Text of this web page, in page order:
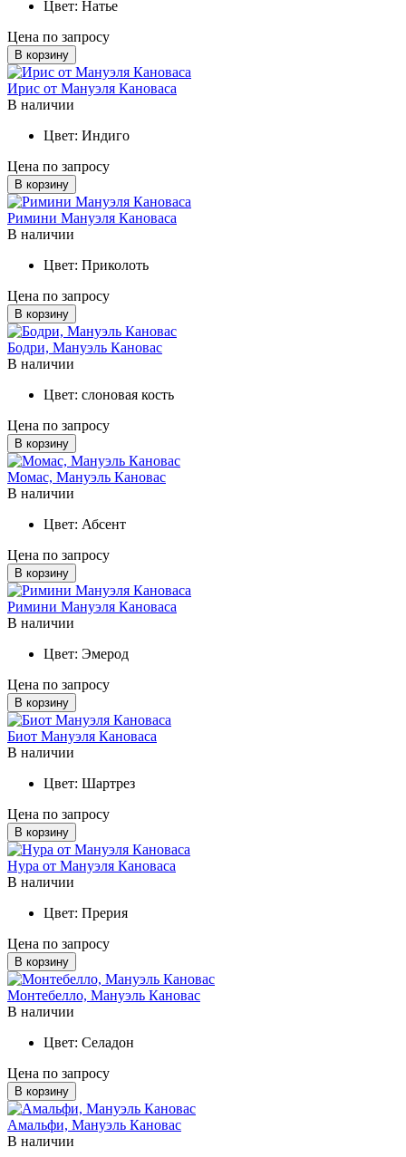
Цвет: Натье
Цена по запросу
В корзину
Ирис от Мануэля Кановаса
В наличии
Цвет: Индиго
Цена по запросу
В корзину
Римини Мануэля Кановаса
В наличии
Цвет: Приколоть
Цена по запросу
В корзину
Бодри, Мануэль Кановас
В наличии
Цвет: слоновая кость
Цена по запросу
В корзину
Момас, Мануэль Кановас
В наличии
Цвет: Абсент
Цена по запросу
В корзину
Римини Мануэля Кановаса
В наличии
Цвет: Эмерод
Цена по запросу
В корзину
Биот Мануэля Кановаса
В наличии
Цвет: Шартрез
Цена по запросу
В корзину
Нура от Мануэля Кановаса
В наличии
Цвет: Прерия
Цена по запросу
В корзину
Монтебелло, Мануэль Кановас
В наличии
Цвет: Селадон
Цена по запросу
В корзину
Амальфи, Мануэль Кановас
В наличии